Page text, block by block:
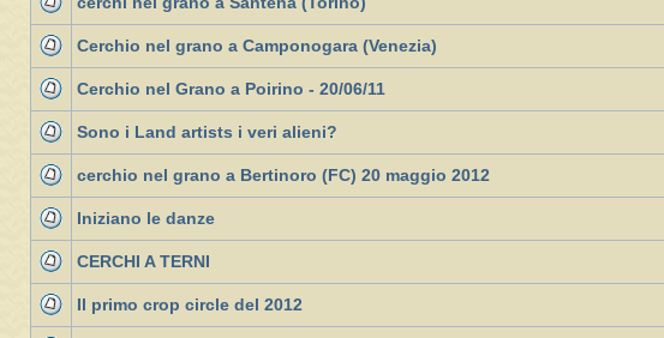
Cerchio nel grano a Camponogara (Venezia)
Cerchio nel Grano a Poirino - 20/06/11
Sono i Land artists i veri alieni?
cerchio nel grano a Bertinoro (FC) 20 maggio 2012
Iniziano le danze
CERCHI A TERNI
Il primo crop circle del 2012